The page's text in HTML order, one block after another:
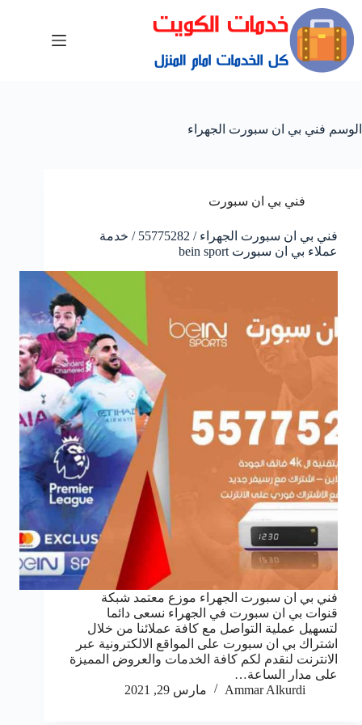
الوسم فني بي ان سبورت الجهراء
فني بي ان سبورت
فني بي ان سبورت الجهراء / 55775282 / خدمة
عملاء بي ان سبورت bein sport
فني بي ان سبورت الجهراء موزع معتمد شبكة
قنوات بي ان سبورت في الجهراء نسعى دائما
لتسهيل عملية التواصل مع كافة عملائنا من خلال
اشتراك بي ان سبورت على المواقع الالكترونية عبر
الانترنت لنقدم لكم كافة الخدمات والعروض المميزة
على مدار الساعة…
Ammar Alkurdi
مارس 29, 2021